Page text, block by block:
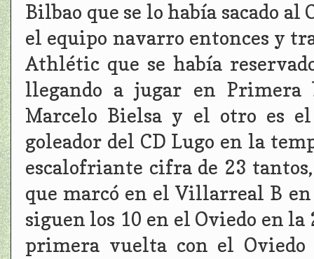
Bilbao que se lo había sacado al
el equipo navarro entonces y
Athlétic que se había
llegando a jugar en Primera
Marcelo Bielsa y el otro es el
goleador del CD Lugo en la
escalofriante cifra de 23
que marcó en el Villarreal B
siguen los 10 en el Oviedo en
primera vuelta con el